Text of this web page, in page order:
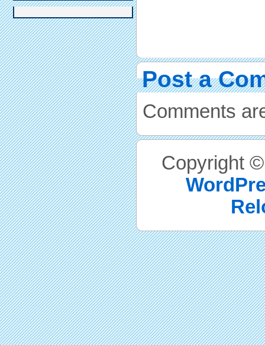
Post a
Comments
Copyright